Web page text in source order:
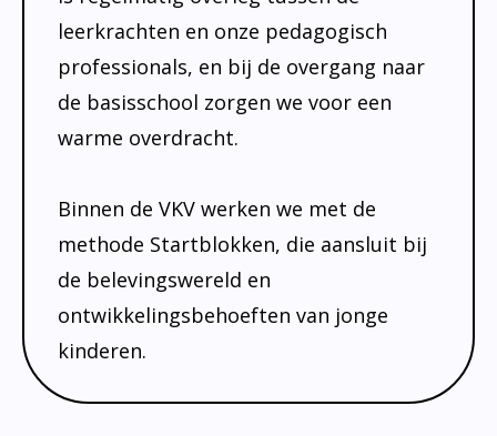
leerkrachten en onze pedagogisch
professionals, en bij de overgang naar
de basisschool zorgen we voor een
warme overdracht.
Binnen de VKV werken we met de
methode Startblokken, die aansluit bij
de belevingswereld en
ontwikkelingsbehoeften van jonge
kinderen.